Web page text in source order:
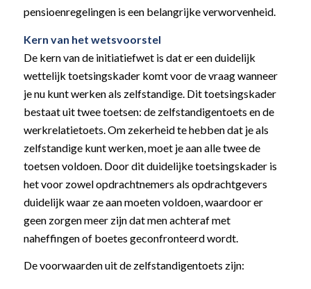
pensioenregelingen is een belangrijke verworvenheid.
Kern van het wetsvoorstel
De kern van de initiatiefwet is dat er een duidelijk
wettelijk toetsingskader komt voor de vraag wanneer
je nu kunt werken als zelfstandige. Dit toetsingskader
bestaat uit twee toetsen: de zelfstandigentoets en de
werkrelatietoets. Om zekerheid te hebben dat je als
zelfstandige kunt werken, moet je aan alle twee de
toetsen voldoen. Door dit duidelijke toetsingskader is
het voor zowel opdrachtnemers als opdrachtgevers
duidelijk waar ze aan moeten voldoen, waardoor er
geen zorgen meer zijn dat men achteraf met
naheffingen of boetes geconfronteerd wordt.
De voorwaarden uit de zelfstandigentoets zijn: